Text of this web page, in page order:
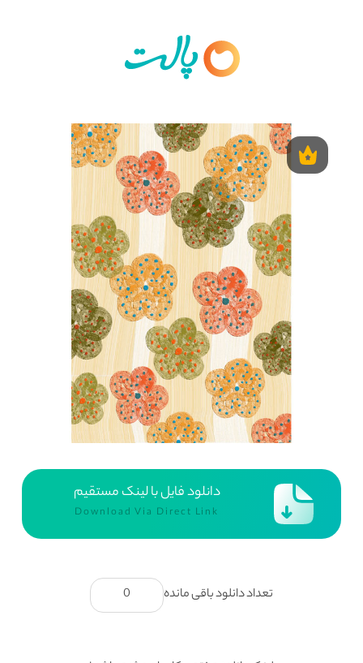
دانلود فایل با لینک مستقیم
Download Via Direct Link
تعداد دانلود باقی مانده 0